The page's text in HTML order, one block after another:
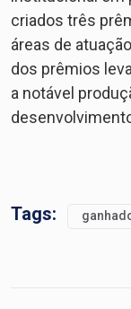
criados três
áreas de
dos prêmios
a notável
Tags: